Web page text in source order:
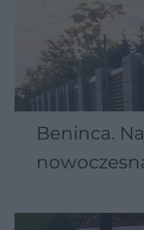
Beninca.